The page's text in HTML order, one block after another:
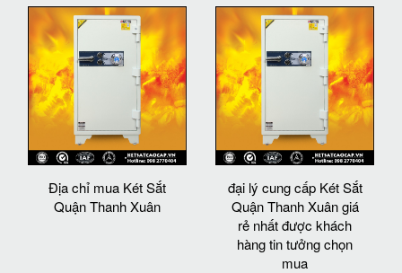
Địa chỉ mua Két Sắt
Quận Thanh Xuân
đại lý cung cấp Két Sắt
Quận Thanh Xuân giá
rẻ nhất được khách
hàng tin tưởng chọn
mua